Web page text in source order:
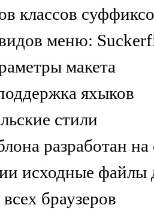
классов
меню:
макета
яхыков
стили
разработан на
исходные файлы
браузеров